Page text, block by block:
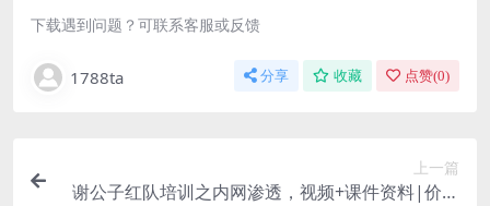
下载遇到问题？可联系客服或反馈
1788ta 分享 收藏 点赞(0)
上一篇
谢公子红队培训之内网渗透，视频+课件资料|价值